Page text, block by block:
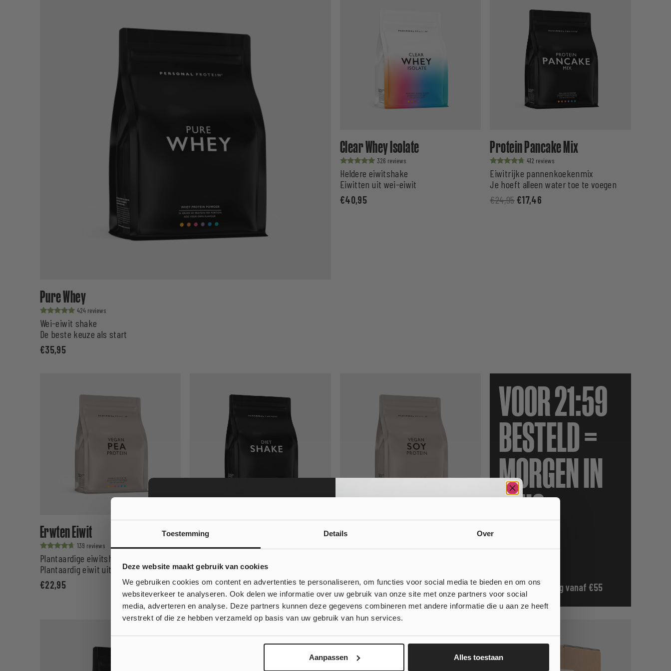
Toestemming Details Over
Deze website maakt gebruik van cookies
We gebruiken cookies om content en advertenties te personaliseren, om functies voor social media te bieden en om ons
websiteverkeer te analyseren. Ook delen we informatie over uw gebruik van onze site met onze partners voor social
media, adverteren en analyse. Deze partners kunnen deze gegevens combineren met andere informatie die u aan ze heeft
verstrekt of die ze hebben verzameld op basis van uw gebruik van hun services.
Aanpassen Alles toestaan
Pure Whey
Waardering
uit 5
424
Wei-eiwit shake
De beste keuze als start
€35,95
Clear Whey Isolate
Waardering
uit 5
326
Heldere eiwitshake
Eiwitten uit wei-eiwit
€40,95
Protein Pancake Mix
Waardering
uit 5
412
Eiwitrijke pannenkoekenmix
Je hoeft alleen water toe te voegen
€24,95€17,46
Erwten Eiwit
Waardering
uit 5
139
Plantaardige eiwitshake
Plantaardig eiwit uit erwten
€22,95
Diet Shake
192
Maaltijdvervangend product voor
gewichtsbeheersing
€29,95 €20,96
Soja Eiwit
€22,95€18,36
VOOR 21:59
BESTELD =
MORGEN IN
HUIS
Gratis verzending vanaf €55
Wil je 10% korting
op jouw bestelling?
Ja, klinkt goed!